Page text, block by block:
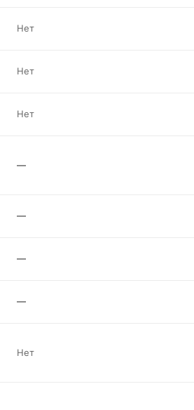
Нет
Нет
Нет
—
—
—
—
Нет